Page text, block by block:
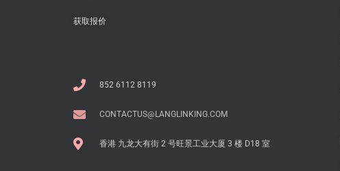
获取报价
852 6112 8119
CONTACTUS@LANGLINKING.COM
香港 九龙大有街 2 号旺景工业大厦 3 楼 D18 室